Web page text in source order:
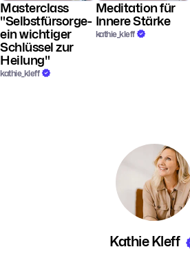
Masterclass
"Selbstfürsorge-
ein wichtiger
Schlüssel zur
Heilung"
kathie_kleff
Meditation für
Innere Stärke
kathie_kleff
Kathie Kleff